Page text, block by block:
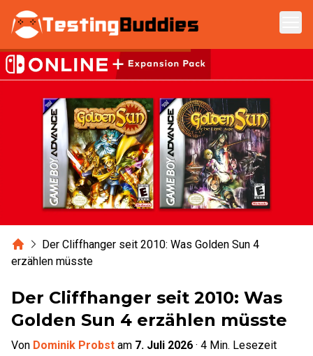
Zum Hauptinhalt springen
HomeDer Cliffhanger seit 2010: Was Golden Sun 4
erzählen müsste
Der Cliffhanger seit 2010: Was
Golden Sun 4 erzählen müsste
Von Dominik Probst am 7. Juli 2026 · 4 Min. Lesezeit